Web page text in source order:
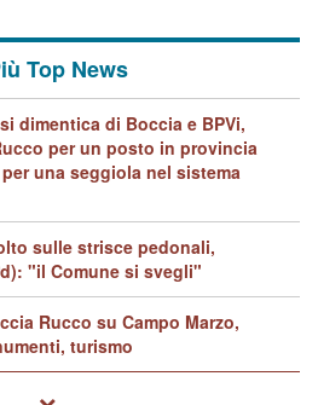
Top News
dimentica di Boccia e BPVi,
per un posto in provincia
una seggiola nel sistema
sulle strisce pedonali,
"il Comune si svegli"
Rucco su Campo Marzo,
turismo